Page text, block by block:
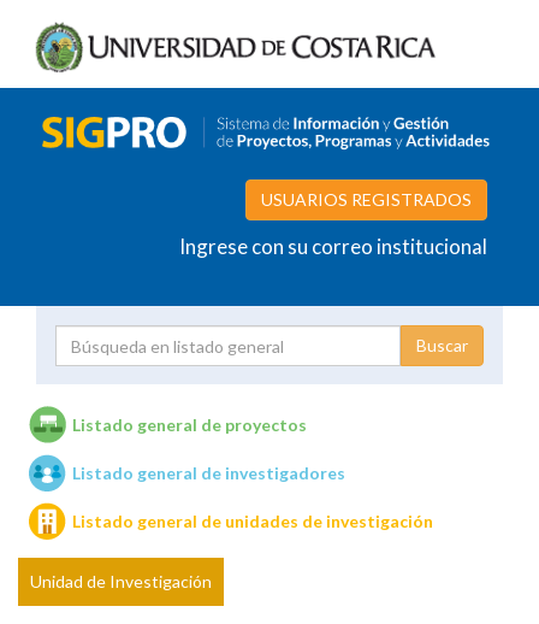
USUARIOS REGISTRADOS
Ingrese con su correo institucional
Unidades de investigación
Listado general de proyectos
Listado general de investigadores
Listado general de unidades de investigación
Unidad de Investigación